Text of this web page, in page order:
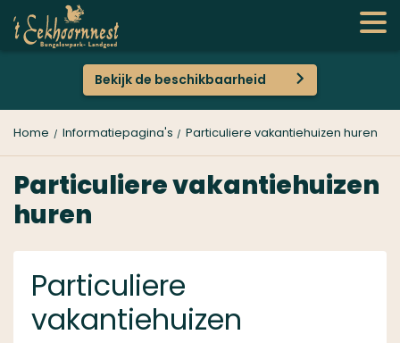
Bekijk de beschikbaarheid
Home Informatiepagina's Particuliere vakantiehuizen huren
Particuliere vakantiehuizen
huren
Particuliere
vakantiehuizen